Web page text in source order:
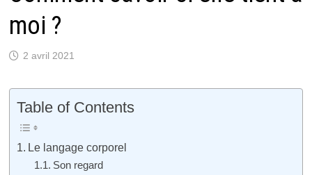
moi ?
2 avril 2021
Table of Contents
Le langage corporel
Son regard